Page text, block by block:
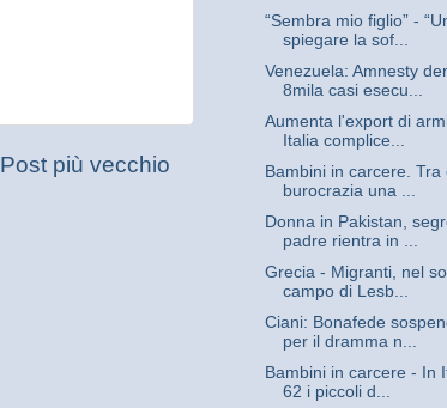
Post più vecchio
“Sembra mio figlio” -
spiegare la sof...
Venezuela: Amnesty
8mila casi esecu...
Aumenta l'export di
Italia complice...
Bambini in carcere. Tra
burocrazia una ...
Donna in Pakistan,
padre rientra in ...
Grecia - Migranti, nel
campo di Lesb...
Ciani: Bonafede
per il dramma n...
Bambini in carcere - In
62 i piccoli d...